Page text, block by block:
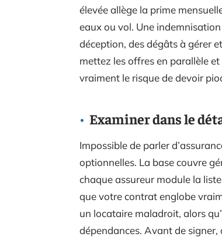
élevée allège la prime
eaux ou vol. Une
déception, des dégâts à gérer
mettez les offres en parallèle
vraiment le risque de devoir
Examiner dans le
Impossible de parler
optionnelles. La base couvre
chaque assureur module la
que votre contrat englobe
un locataire maladroit, alors
dépendances. Avant de signer,